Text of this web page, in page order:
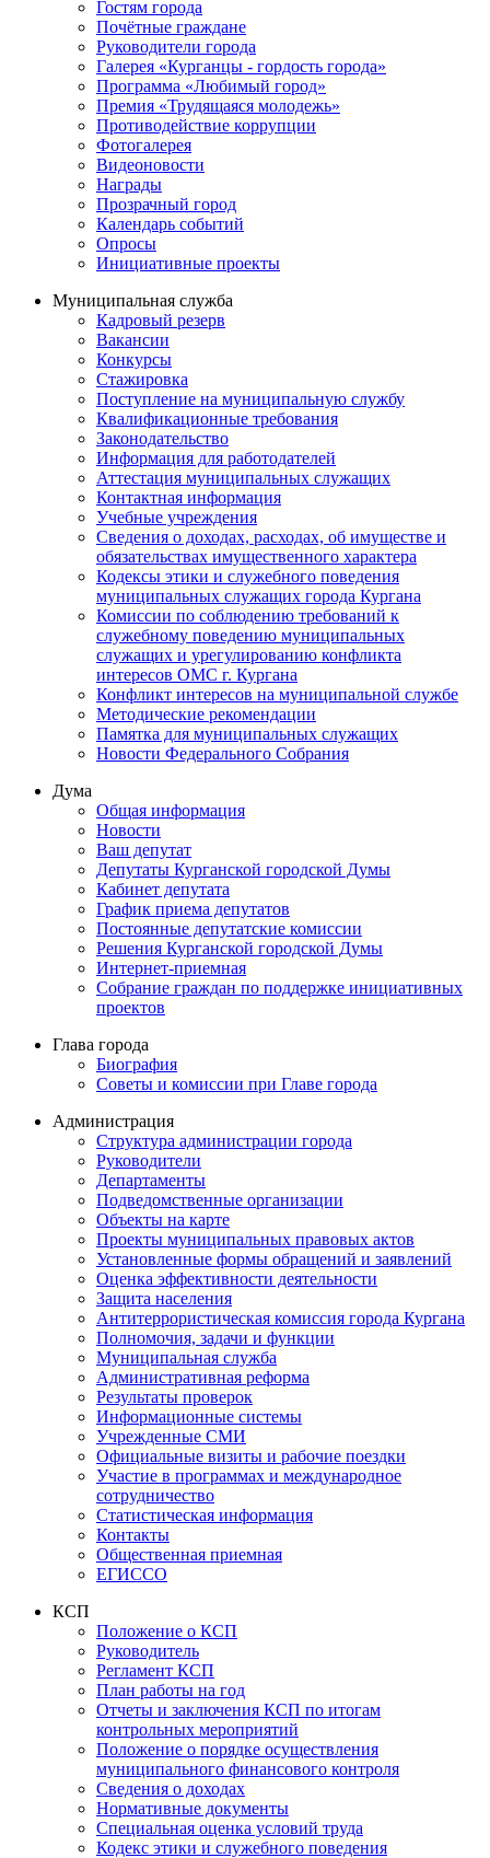
Гостям города
Почётные граждане
Руководители города
Галерея «Курганцы - гордость города»
Программа «Любимый город»
Премия «Трудящаяся молодежь»
Противодействие коррупции
Фотогалерея
Видеоновости
Награды
Прозрачный город
Календарь событий
Опросы
Инициативные проекты
Муниципальная служба
Кадровый резерв
Вакансии
Конкурсы
Стажировка
Поступление на муниципальную службу
Квалификационные требования
Законодательство
Информация для работодателей
Аттестация муниципальных служащих
Контактная информация
Учебные учреждения
Сведения о доходах, расходах, об имуществе и
обязательствах имущественного характера
Кодексы этики и служебного поведения
муниципальных служащих города Кургана
Комиссии по соблюдению требований к
служебному поведению муниципальных
служащих и урегулированию конфликта
интересов ОМС г. Кургана
Конфликт интересов на муниципальной службе
Методические рекомендации
Памятка для муниципальных служащих
Новости Федерального Cобрания
Дума
Общая информация
Новости
Ваш депутат
Депутаты Курганской городской Думы
Кабинет депутата
График приема депутатов
Постоянные депутатские комиссии
Решения Курганской городской Думы
Интернет-приемная
Собрание граждан по поддержке инициативных
проектов
Глава города
Биография
Советы и комиссии при Главе города
Администрация
Структура администрации города
Руководители
Департаменты
Подведомственные организации
Объекты на карте
Проекты муниципальных правовых актов
Установленные формы обращений и заявлений
Оценка эффективности деятельности
Защита населения
Антитеррористическая комиссия города Кургана
Полномочия, задачи и функции
Муниципальная служба
Административная реформа
Результаты проверок
Информационные системы
Учрежденные СМИ
Официальные визиты и рабочие поездки
Участие в программах и международное
сотрудничество
Статистическая информация
Контакты
Общественная приемная
ЕГИССО
КСП
Положение о КСП
Руководитель
Регламент КСП
План работы на год
Отчеты и заключения КСП по итогам
контрольных мероприятий
Положение о порядке осуществления
муниципального финансового контроля
Сведения о доходах
Нормативные документы
Специальная оценка условий труда
Кодекс этики и служебного поведения